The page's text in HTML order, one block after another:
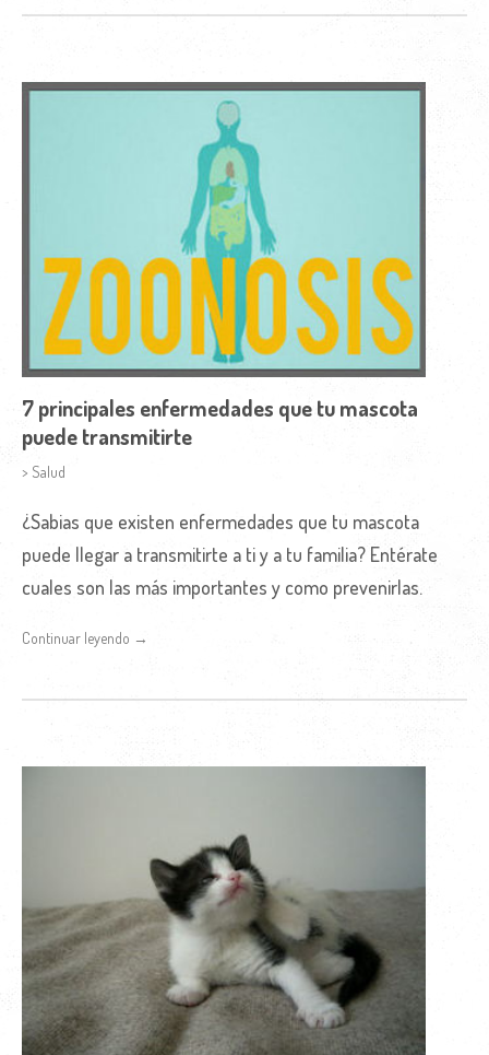
7 principales enfermedades que tu mascota
puede transmitirte
> Salud
¿Sabias que existen enfermedades que tu mascota
puede llegar a transmitirte a ti y a tu familia? Entérate
cuales son las más importantes y como prevenirlas.
Continuar leyendo →